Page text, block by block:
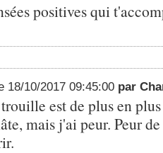
positives qui
18/10/2017 09:45:00 par
est de plus en
mais j'ai peur. Peur